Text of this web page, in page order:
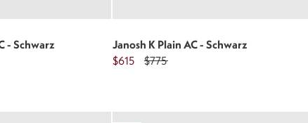
- Schwarz
Janosh K Plain AC - Schwarz
$615
$775